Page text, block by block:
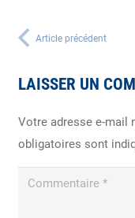
Article précédent
LAISSER UN
Votre adresse e-mail
obligatoires sont